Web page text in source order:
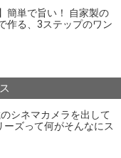
簡単で旨い！ 自家製の
作る、3ステップのワン
シネマカメラを出して
ーズって何がそんなにス